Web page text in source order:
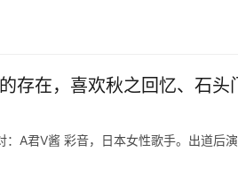
存在，喜欢秋之回忆、石头
A君V酱 彩音，日本女性歌手。出道后